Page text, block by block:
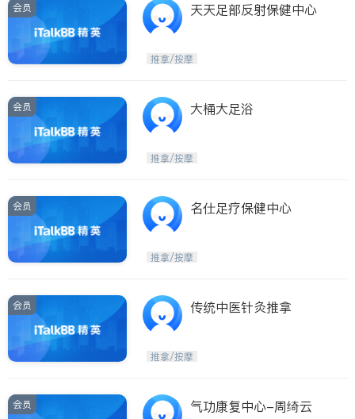
会员 天天足部反射保健中心
推拿/按摩
会员 大桶大足浴
推拿/按摩
会员 名仕足疗保健中心
推拿/按摩
会员 传统中医针灸推拿
推拿/按摩
会员 气功康复中心-周绮云